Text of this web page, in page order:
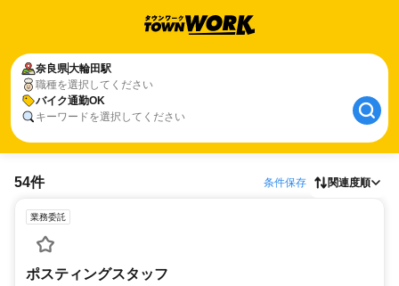
奈良県大輪田駅
職種を選択してください
バイク通勤OK
キーワードを選択してください
54件 条件保存 関連度順
業務委託
ポスティングスタッフ